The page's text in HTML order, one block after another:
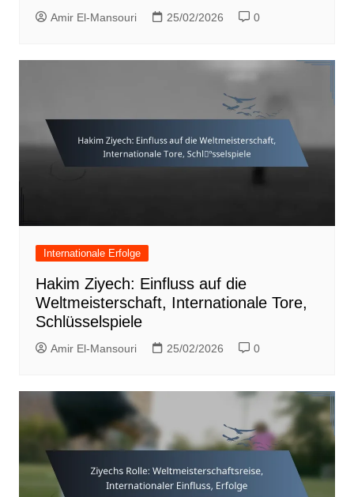
Amir El-Mansouri 25/02/2026 0
Internationale Erfolge
Hakim Ziyech: Einfluss auf die
Weltmeisterschaft, Internationale Tore,
Schlüsselspiele
Amir El-Mansouri 25/02/2026 0